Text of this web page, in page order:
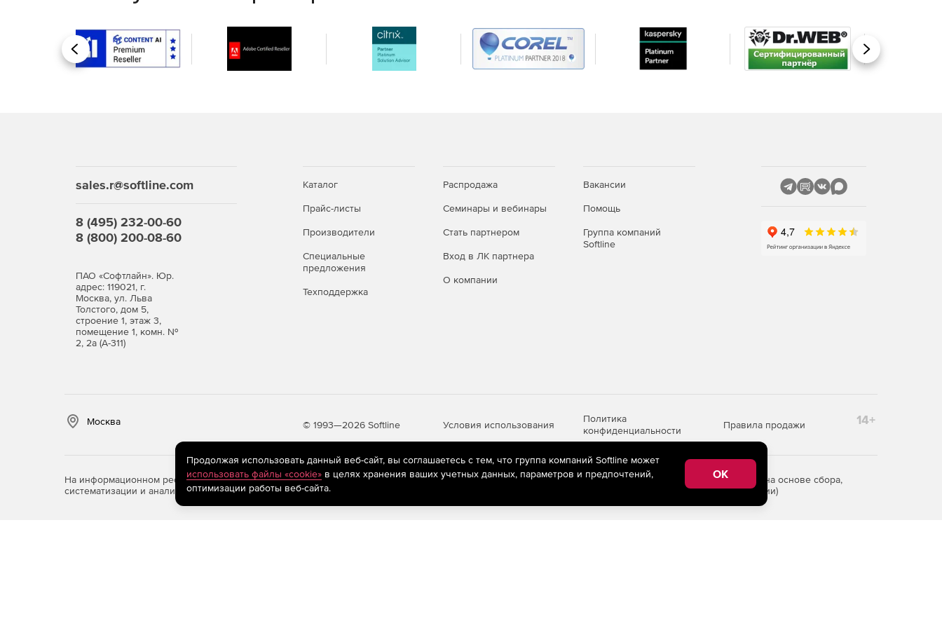
редакцию «Усиленный» («Воронеж»);
электронный способ передачи лицензии;
соответствие требованиям ФСТЭК России;
официальную техническую поддержку и сопровождение.
Использование лицензии OS2001X8618DIG000VS01-SO12 позволяет своевременно получать
обновления безопасности и поддерживать актуальный уровень защищённости виртуальной ИТ-
инфраструктуры.
Архитектура и функциональные возможности
Назад Вперед
sales.r@softline.com
8 (495) 232-00-60
8 (800) 200-08-60
ПАО «Софтлайн». Юр.
адрес: 119021, г.
Москва, ул. Льва
Толстого, дом 5,
строение 1, этаж 3,
помещение 1, комн. №
2, 2а (А-311)
Каталог
Прайс-листы
Производители
Специальные
предложения
Техподдержка
Распродажа
Семинары и вебинары
Стать партнером
Вход в ЛК партнера
О компании
Вакансии
Помощь
Группа компаний
Softline
Москва © 1993—2026 Softline Условия использования
Политика
конфиденциальности
Правила продажи 14+
На информационном ресурсе store.softline.ru применяютсярекомендательные технологии (информационные технологии предоставления информации на основе сбора,
систематизации и анализа сведений, относящихся к предпочтениям пользователей сети «Интернет», находящихся на территории Российской Федерации)
Продолжая использовать данный веб-сайт, вы соглашаетесь с тем, что группа компаний Softline может
использовать файлы «cookie»в целях хранения ваших учетных данных, параметров и предпочтений,
оптимизации работы веб-сайта.
OK